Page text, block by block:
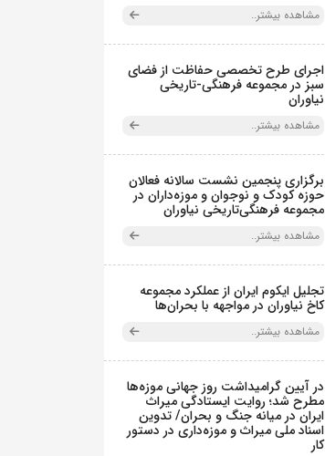
مشاهده بیشتر..
اجرای طرح تخصصی حفاظت از فضای
سبز در مجموعه فرهنگی-تاریخی
نیاوران
مشاهده بیشتر..
برگزاری پنجمین نشست سالانه فعالان
حوزه کودک و نوجوان و موزه‌داران در
مجموعه فرهنگی‌تاریخی نیاوران
مشاهده بیشتر..
تجلیل ایکوم ایران از عملکرد مجموعه
کاخ نیاوران در مواجهه با بحران‌ها
مشاهده بیشتر..
در آیین گرامیداشت روز جهانی موزه‌ها
مطرح شد؛ روایت ایستادگی میراث
ایران در میانه جنگ و بحران/ تدوین
اسناد ملی میراث و موزه‌داری در دستور
کار